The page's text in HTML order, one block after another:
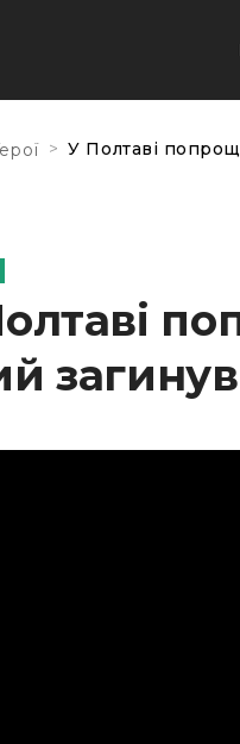
> У Полтаві